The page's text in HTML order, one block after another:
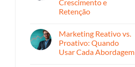
Marketing
Para
o
Para
Aumentar
Vendas
Online
Crescimento e
Retenção
em
Marketing
Multinível:
Estratégias
Marketing Reativo vs.
Proativo: Quando
Usar Cada Abordagem